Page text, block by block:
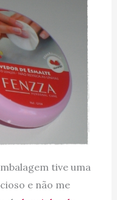
tive uma
e não me